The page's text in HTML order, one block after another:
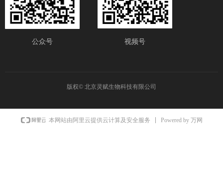
公众号 视频号
版权© 北京灵赋生物科技有限公司
本网站由阿里云提供云计算及安全服务 Powered by 万网